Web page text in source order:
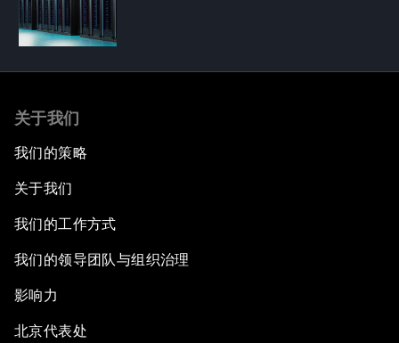
关于我们
我们的策略
关于我们
我们的工作方式
我们的领导团队与组织治理
影响力
北京代表处